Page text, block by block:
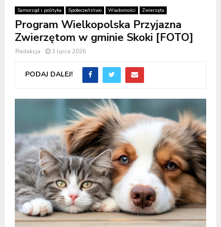
Samorząd i polityka Społeczeństwo Wiadomości Zwierzęta
Program Wielkopolska Przyjazna
Zwierzętom w gminie Skoki [FOTO]
Redakcja 3 lipca 2026
PODAJ DALEJ!